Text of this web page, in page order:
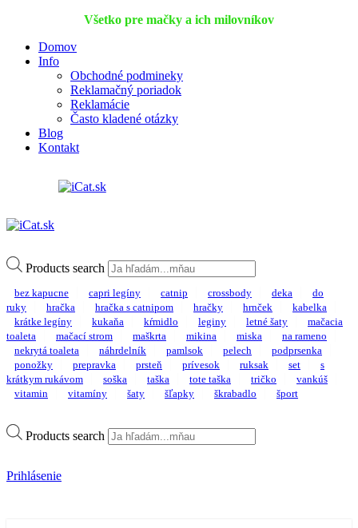
Všetko pre mačky a ich milovníkov
Domov
Info
Obchodné podmineky
Reklamačný poriadok
Reklamácie
Často kladené otázky
Blog
Kontakt
Products search
bez kapucne capri legíny catnip crossbody deka
do
ruky
hračka hračka s catnipom hračky hrnček
kabelka
krátke legíny
kukaňa kŕmidlo leginy letné šaty
mačacia
toaleta
mačací strom maškrta mikina miska
na rameno
nekrytá toaleta
náhrdelník pamlsok pelech
podprsenka
ponožky
prepravka prsteň prívesok ruksak set
s
krátkym rukávom
soška taška tote taška tričko
vankúš
vitamin
vitamíny šaty šľapky škrabadlo šport
Products search
Prihlásenie